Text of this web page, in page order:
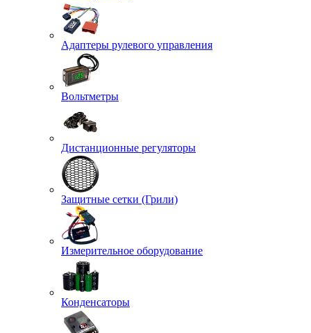
Адаптеры рулевого управления
Вольтметры
Дистанционные регуляторы
Защитные сетки (Грили)
Измерительное оборудование
Конденсаторы